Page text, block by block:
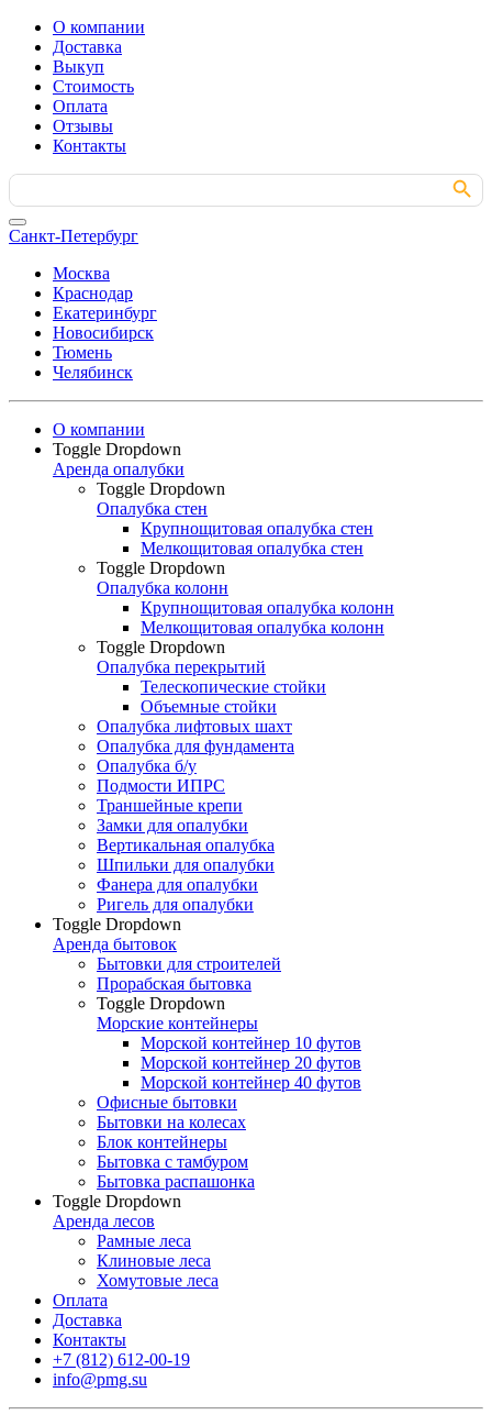
О компании
Доставка
Выкуп
Стоимость
Оплата
Отзывы
Контакты
Search
for:
Search Button
Санкт-Петербург
Москва
Краснодар
Екатеринбург
Новосибирск
Тюмень
Челябинск
О компании
Toggle Dropdown
Аренда опалубки
Toggle Dropdown
Опалубка стен
Крупнощитовая опалубка стен
Мелкощитовая опалубка стен
Toggle Dropdown
Опалубка колонн
Крупнощитовая опалубка колонн
Мелкощитовая опалубка колонн
Toggle Dropdown
Опалубка перекрытий
Телескопические стойки
Объемные стойки
Опалубка лифтовых шахт
Опалубка для фундамента
Опалубка б/у
Подмости ИПРС
Траншейные крепи
Замки для опалубки
Вертикальная опалубка
Шпильки для опалубки
Фанера для опалубки
Ригель для опалубки
Toggle Dropdown
Аренда бытовок
Бытовки для строителей
Прорабская бытовка
Toggle Dropdown
Морские контейнеры
Морской контейнер 10 футов
Морской контейнер 20 футов
Морской контейнер 40 футов
Офисные бытовки
Бытовки на колесах
Блок контейнеры
Бытовка с тамбуром
Бытовка распашонка
Toggle Dropdown
Аренда лесов
Рамные леса
Клиновые леса
Хомутовые леса
Оплата
Доставка
Контакты
+7 (812) 612-00-19
info@pmg.su